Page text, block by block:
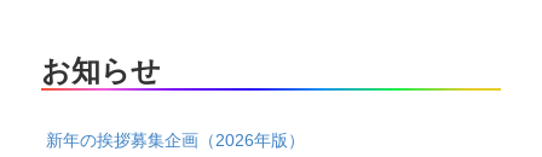
お知らせ
新年の挨拶募集企画（2026年版）